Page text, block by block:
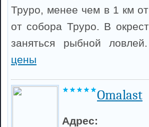
Труро, менее чем в 1 км
от собора Труро. В
заняться рыбной
цены
Omalast
Адрес: